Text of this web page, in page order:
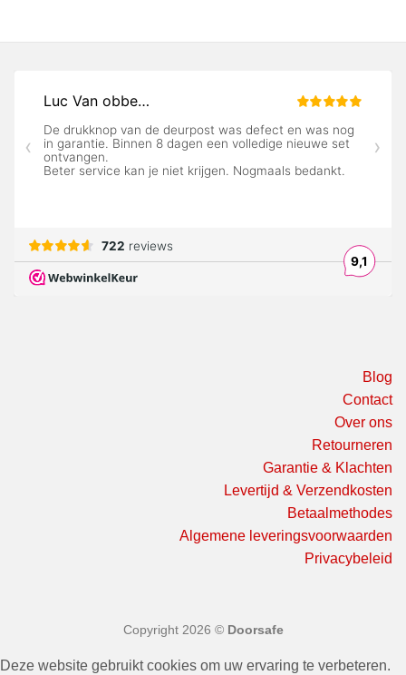
Blog
Contact
Over ons
Retourneren
Garantie & Klachten
Levertijd & Verzendkosten
Betaalmethodes
Algemene leveringsvoorwaarden
Privacybeleid
Copyright 2026 © Doorsafe
Deze website gebruikt cookies om uw ervaring te verbeteren.